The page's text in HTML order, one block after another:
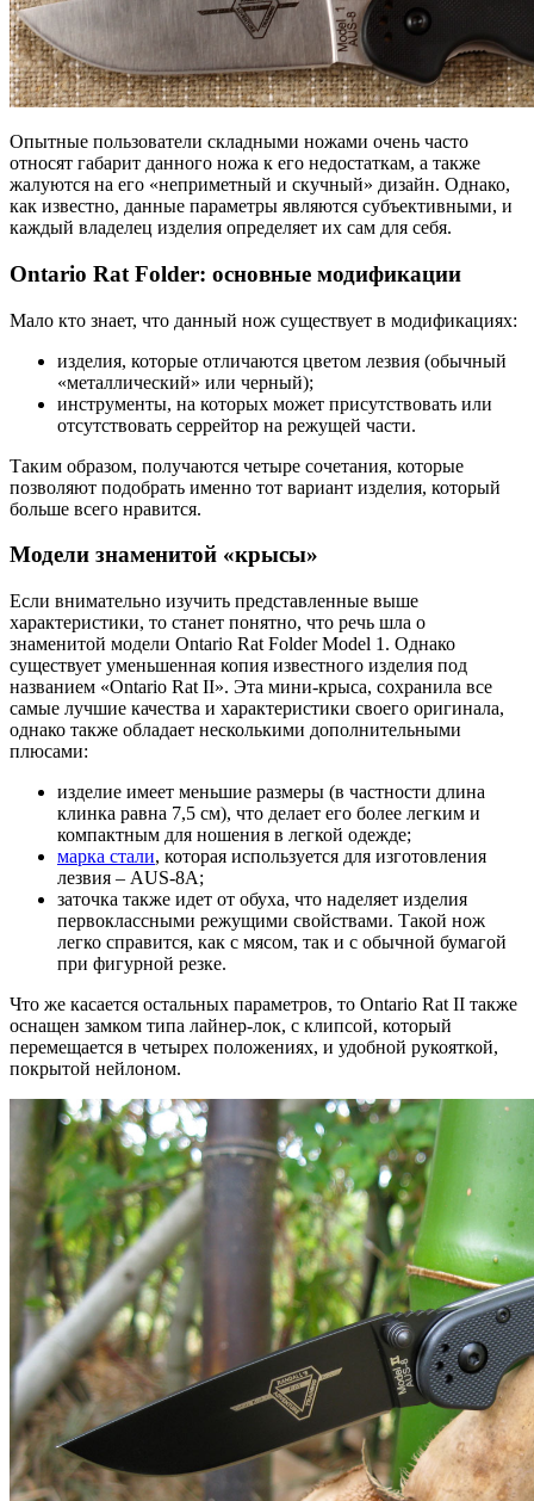
Опытные пользователи складными ножами очень часто
относят габарит данного ножа к его недостаткам, а также
жалуются на его «неприметный и скучный» дизайн. Однако,
как известно, данные параметры являются субъективными, и
каждый владелец изделия определяет их сам для себя.
Ontario Rat Folder: основные модификации
Мало кто знает, что данный нож существует в модификациях:
изделия, которые отличаются цветом лезвия (обычный
«металлический» или черный);
инструменты, на которых может присутствовать или
отсутствовать серрейтор на режущей части.
Таким образом, получаются четыре сочетания, которые
позволяют подобрать именно тот вариант изделия, который
больше всего нравится.
Модели знаменитой «крысы»
Если внимательно изучить представленные выше
характеристики, то станет понятно, что речь шла о
знаменитой модели Ontario Rat Folder Model 1. Однако
существует уменьшенная копия известного изделия под
названием «Ontario Rat II». Эта мини-крыса, сохранила все
самые лучшие качества и характеристики своего оригинала,
однако также обладает несколькими дополнительными
плюсами:
изделие имеет меньшие размеры (в частности длина
клинка равна 7,5 см), что делает его более легким и
компактным для ношения в легкой одежде;
марка стали, которая используется для изготовления
лезвия – AUS-8А;
заточка также идет от обуха, что наделяет изделия
первоклассными режущими свойствами. Такой нож
легко справится, как с мясом, так и с обычной бумагой
при фигурной резке.
Что же касается остальных параметров, то Ontario Rat II также
оснащен замком типа лайнер-лок, с клипсой, который
перемещается в четырех положениях, и удобной рукояткой,
покрытой нейлоном.